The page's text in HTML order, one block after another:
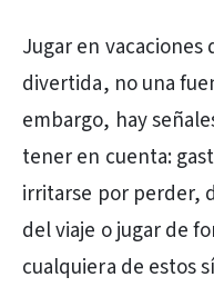
Jugar en
divertida, no una
embargo, hay
tener en cuenta:
irritarse por perder,
del viaje o jugar de
cualquiera de estos